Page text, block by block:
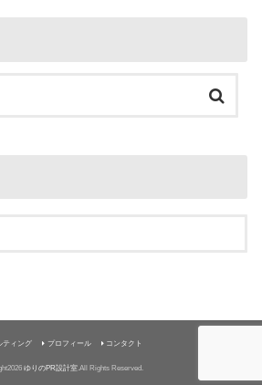
ティング プロフィール コンタクト
ゆりのPR設計室 .All Rights Reserved.